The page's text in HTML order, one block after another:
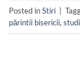
Posted inStiri
părintii bisericii,